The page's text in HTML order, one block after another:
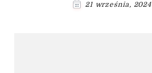
21 września, 2024